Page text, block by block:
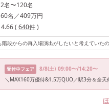
2名〜120名
60名 ／409万円
4.66( 640件)
受付中フェア 8/8(土) 09:00〜/14:20〜